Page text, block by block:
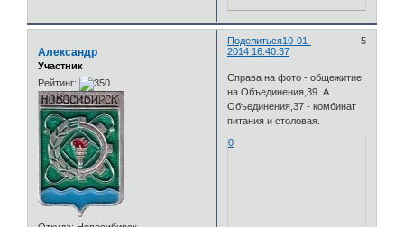
Поделиться 5
10-01-
2014 16:40:37
Александр
Участник
Рейтинг:
Справа на фото - общежитие
на Объединения,39. А
Объединения,37 - комбинат
питания и столовая.
0